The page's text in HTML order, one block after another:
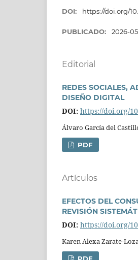
DOI: https://doi.org/
PUBLICADO: 2026-
Editorial
REDES SOCIALES,
DISEÑO DIGITAL
DOI: https://doi.org/
Álvaro Garcí­a del
PDF
Artí­culos
EFECTOS DEL
REVISIÓN
DOI: https://doi.org/
Karen Alexa Zarate-